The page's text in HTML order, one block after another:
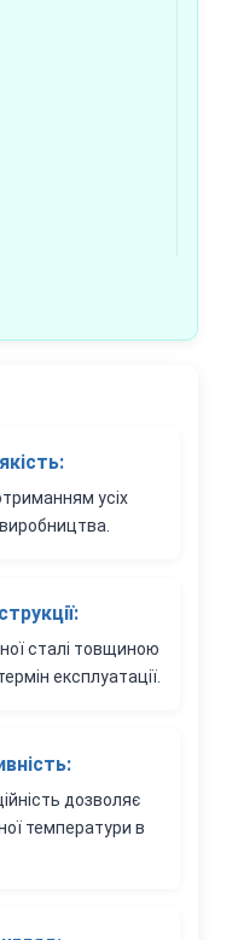
усіх
сталі товщиною
експлуатації.
дозволяє
температури в